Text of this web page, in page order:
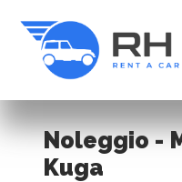
Noleggio -
Kuga